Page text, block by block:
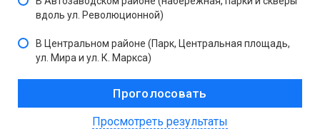
вдоль ул. Революционной)
В Центральном районе (Парк, Центральная площадь,
ул. Мира и ул. К. Маркса)
Просмотреть результаты